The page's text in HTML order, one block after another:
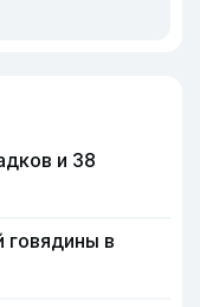
и 38
говядины в